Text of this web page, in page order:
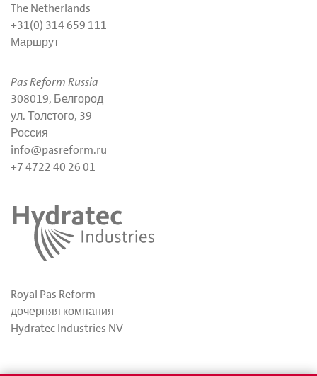
The Netherlands
+31(0) 314 659 111
Маршрут
Pas Reform Russia
308019, Белгород
ул. Толстого, 39
Россия
info@pasreform.ru
+7 4722 40 26 01
Royal Pas Reform -
дочерняя компания
Hydratec Industries NV